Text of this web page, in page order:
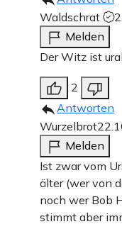
Waldschrat
Melden
Der Witz ist
2
Antworten
Wurzelbrot
Melden
Ist zwar vom
älter (wer von
noch wer Bob
stimmt aber